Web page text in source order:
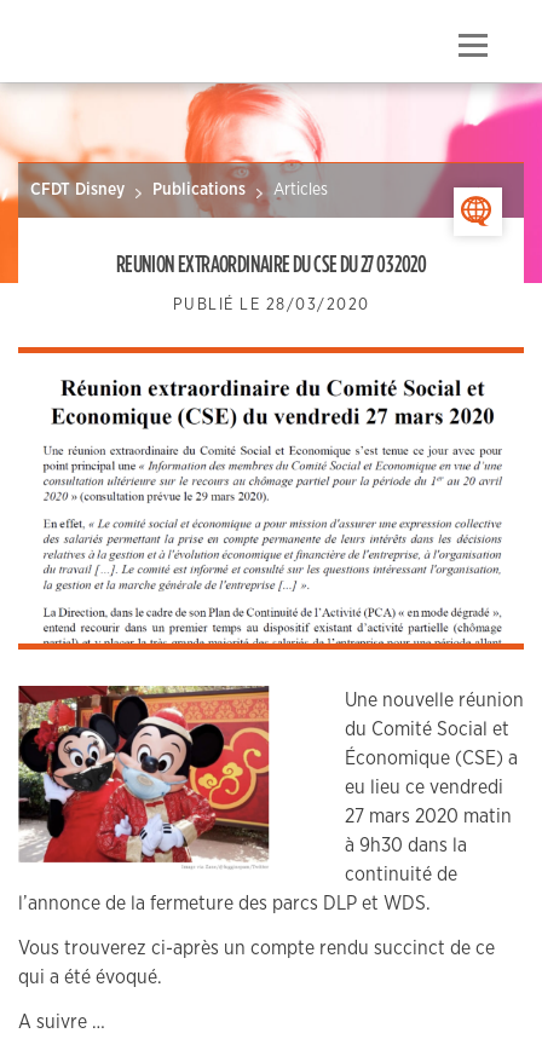
Menu
CFDT Disney Publications Articles
REUNION EXTRAORDINAIRE DU CSE DU 27 03 2020
PUBLIÉ LE 28/03/2020
Une nouvelle réunion
du Comité Social et
Économique (CSE) a
eu lieu ce vendredi
27 mars 2020 matin
à 9h30 dans la
continuité de
l’annonce de la fermeture des parcs DLP et WDS.
Vous trouverez ci-après un compte rendu succinct de ce
qui a été évoqué.
A suivre …